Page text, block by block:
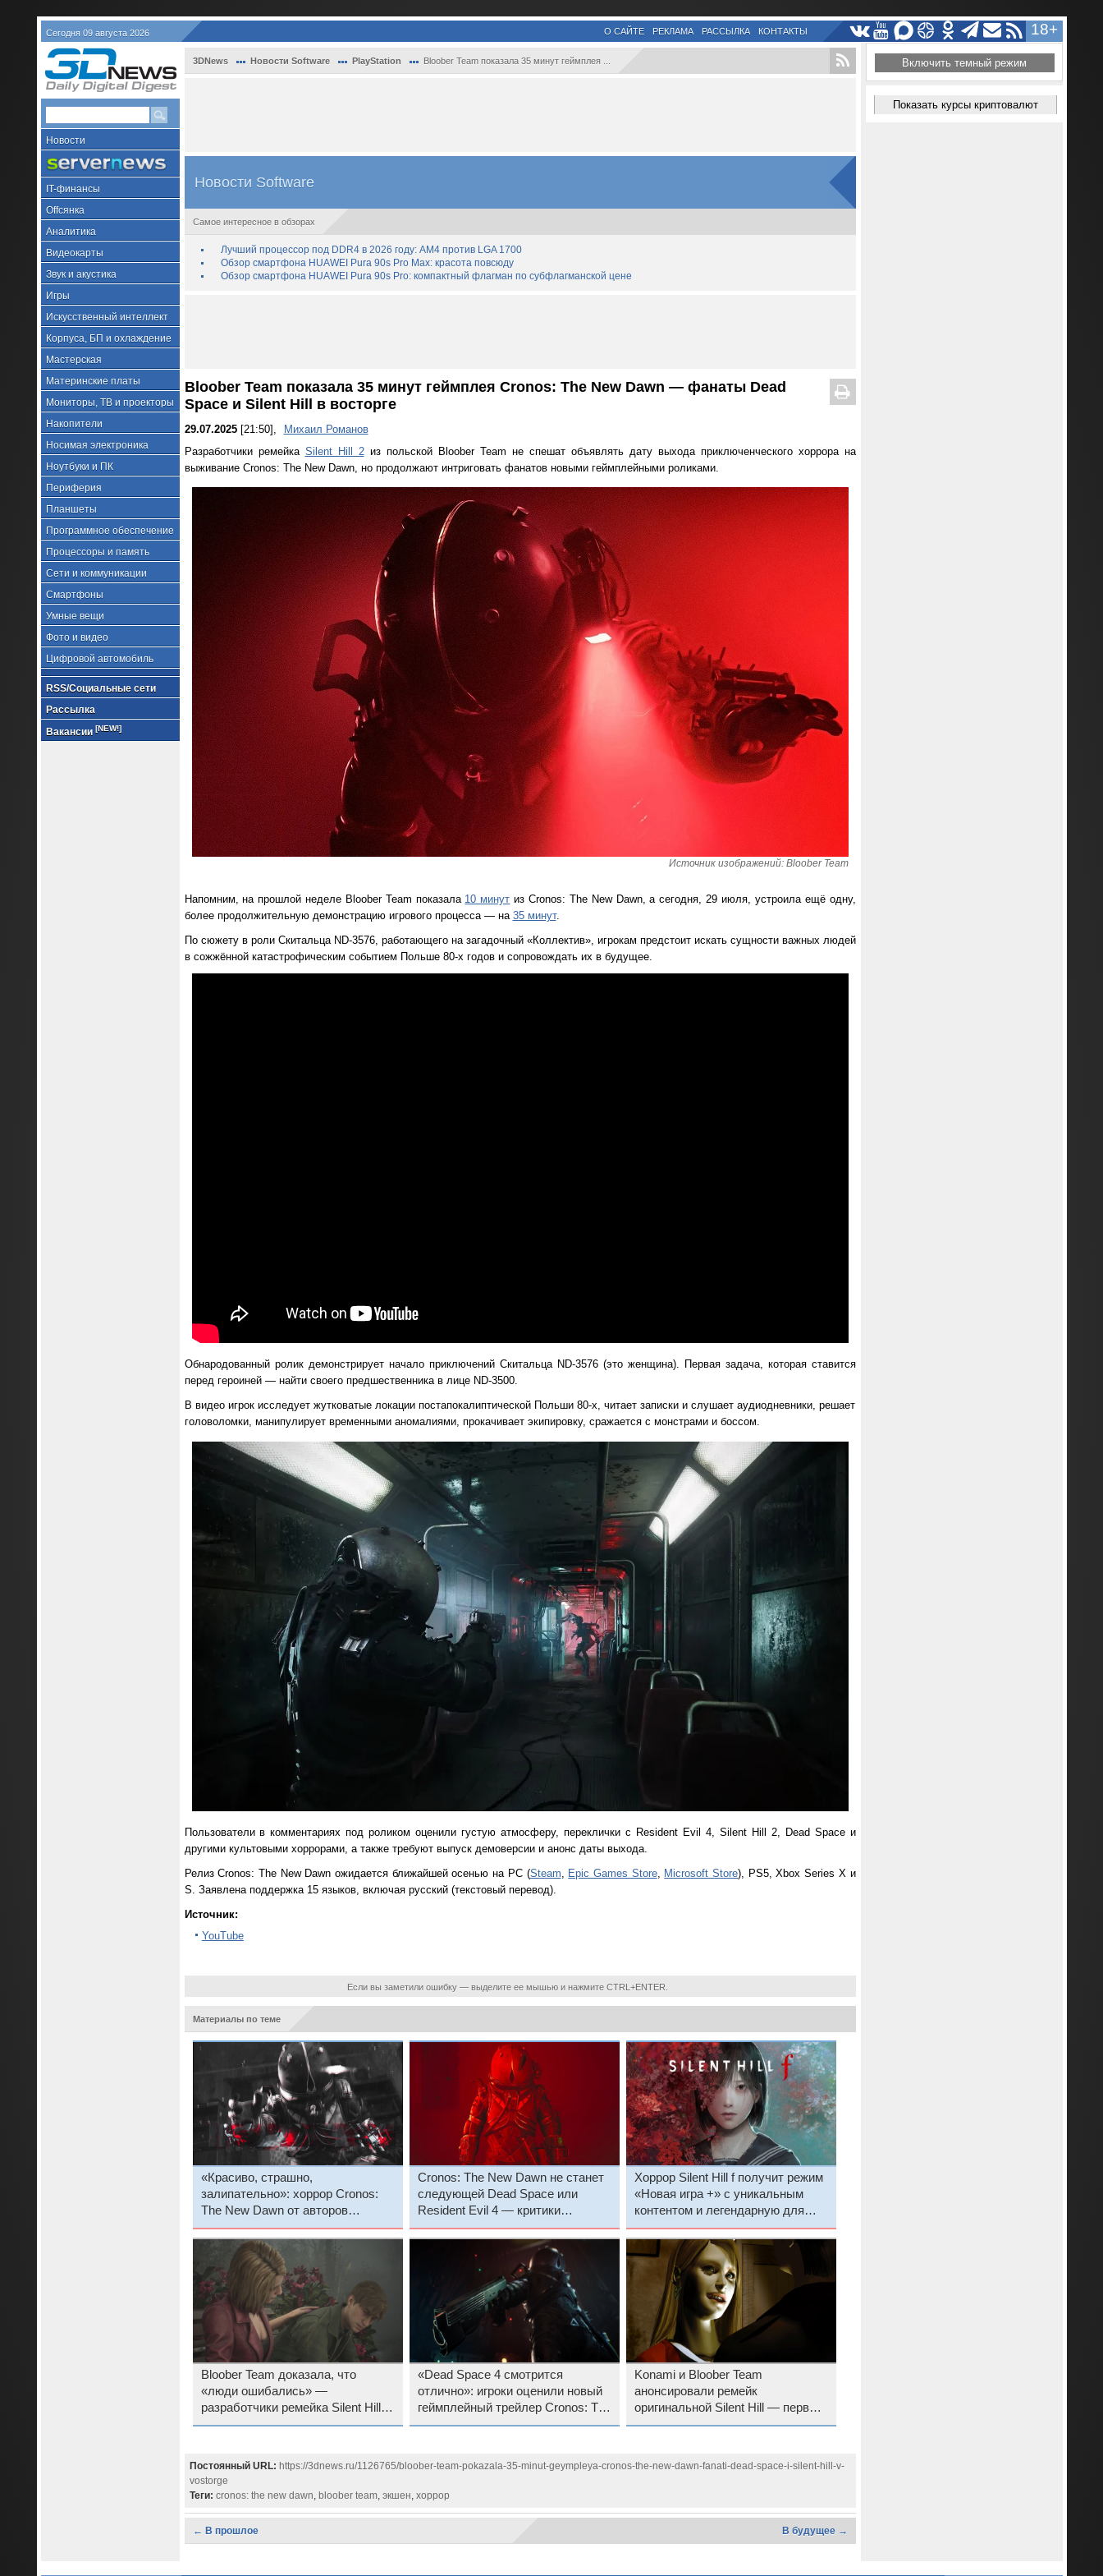
Сегодня 09 августа 2026 18+
О САЙТЕ РЕКЛАМА РАССЫЛКА КОНТАКТЫ
Новости
IT-финансы
Offсянка
Аналитика
Видеокарты
Звук и акустика
Игры
Искусственный интеллект
Корпуса, БП и охлаждение
Мастерская
Материнские платы
Мониторы, ТВ и проекторы
Накопители
Носимая электроника
Ноутбуки и ПК
Периферия
Планшеты
Программное обеспечение
Процессоры и память
Сети и коммуникации
Смартфоны
Умные вещи
Фото и видео
Цифровой автомобиль
RSS/Социальные сети
Рассылка
Вакансии [NEW!]
3DNews Новости Software PlayStation Bloober Team показала 35 минут геймплея ...
Новости Software
Самое интересное в обзорах
Лучший процессор под DDR4 в 2026 году: AM4 против LGA 1700
Обзор смартфона HUAWEI Pura 90s Pro Max: красота повсюду
Обзор смартфона HUAWEI Pura 90s Pro: компактный флагман по субфлагманской цене
Bloober Team показала 35 минут геймплея Cronos: The New Dawn — фанаты Dead
Space и Silent Hill в восторге
29.07.2025[21:50],
Михаил Романов
Разработчики ремейка Silent Hill 2из польской Bloober Team не спешат объявлять дату выхода приключенческого хоррора на
выживание Cronos: The New Dawn, но продолжают интриговать фанатов новыми геймплейными роликами.
Источник изображений: Bloober Team
Напомним, на прошлой неделе Bloober Team показала 10 минут из Cronos: The New Dawn, а сегодня, 29 июля, устроила ещё одну,
более продолжительную демонстрацию игрового процесса — на 35 минут.
По сюжету в роли Скитальца ND-3576, работающего на загадочный «Коллектив», игрокам предстоит искать сущности важных людей
в сожжённой катастрофическим событием Польше 80-х годов и сопровождать их в будущее.
Обнародованный ролик демонстрирует начало приключений Скитальца ND-3576 (это женщина). Первая задача, которая ставится
перед героиней — найти своего предшественника в лице ND-3500.
В видео игрок исследует жутковатые локации постапокалиптической Польши 80-х, читает записки и слушает аудиодневники, решает
головоломки, манипулирует временными аномалиями, прокачивает экипировку, сражается с монстрами и боссом.
Пользователи в комментариях под роликом оценили густую атмосферу, переклички с Resident Evil 4, Silent Hill 2, Dead Space и
другими культовыми хоррорами, а также требуют выпуск демоверсии и анонс даты выхода.
Релиз Cronos: The New Dawn ожидается ближайшей осенью на PC (Steam Epic Games Store, Microsoft Store), PS5, Xbox Series X и
S. Заявлена поддержка 15 языков, включая русский (текстовый перевод).
Источник:
YouTube
Если вы заметили ошибку — выделите ее мышью и нажмите CTRL+ENTER.
Материалы по теме
«Красиво, страшно,
залипательно»: хоррор Cronos:
The New Dawn от авторов
ремейка Silent Hill 2 стартовал в
Steam с «очень
положительными» обзорами
Cronos: The New Dawn не станет
следующей Dead Space или
Resident Evil 4 — критики
вынесли вердикт новой игре от
создателей ремейка Silent Hill 2
Хоррор Silent Hill f получит режим
«Новая игра +» с уникальным
контентом и легендарную для
серии концовку с НЛО
Bloober Team доказала, что
«люди ошибались» —
разработчики ремейка Silent Hill 2
и Cronos: The New Dawn больше
«Dead Space 4 смотрится
отлично»: игроки оценили новый
геймплейный трейлер Cronos: The
New Dawn от авторов ремейка
Konami и Bloober Team
анонсировали ремейк
оригинальной Silent Hill — первый
тизер
Постоянный URL: https://3dnews.ru/1126765/bloober-team-pokazala-35-minut-geympleya-cronos-the-new-dawn-fanati-dead-space-i-silent-hill-v-
vostorge
Теги: cronos: the new dawn, bloober team, экшен, хоррор
← В прошлое В будущее →
Включить темный режим
Показать курсы криптовалют